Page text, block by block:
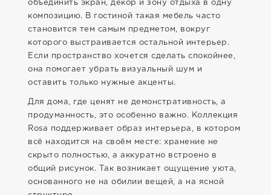
объединить экран, декор и зону отдыха в одну
композицию. В гостиной такая мебель часто
становится тем самым предметом, вокруг
которого выстраивается остальной интерьер.
Если пространство хочется сделать спокойнее,
она помогает убрать визуальный шум и
оставить только нужные акценты.
Для дома, где ценят не демонстративность, а
продуманность, это особенно важно. Коллекция
Rosa поддерживает образ интерьера, в котором
всё находится на своём месте: хранение не
скрыто полностью, а аккуратно встроено в
общий рисунок. Так возникает ощущение уюта,
основанного не на обилии вещей, а на ясной